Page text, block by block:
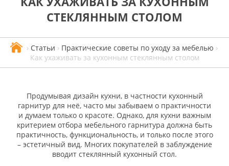
СТЕКЛЯННЫМ СТОЛОМ
› Статьи › Практические советы по уходу за мебелью ›
Как ухаживать за кухонным стеклянным столом
Продумывая дизайн кухни, в частности кухонный
гарнитур для неё, часто мы забываем о практичности
и думаем только о красоте. Однако, для кухни важным
критерием отбора мебельного гарнитура должна быть
практичность, функциональность, и только после этого
– эстетичный вид. Многих покупателей в заблуждение
вводит стеклянный кухонный стол.